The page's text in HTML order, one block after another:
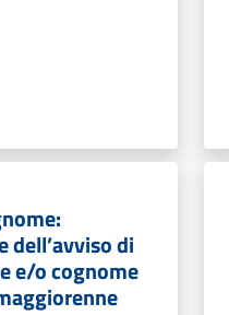
dell’avviso di
e/o cognome